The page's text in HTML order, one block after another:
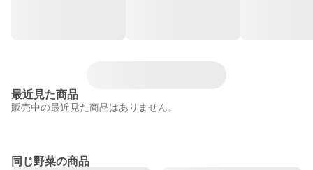
最近見た商品
販売中の最近見た商品はありません。
同じ野菜の商品